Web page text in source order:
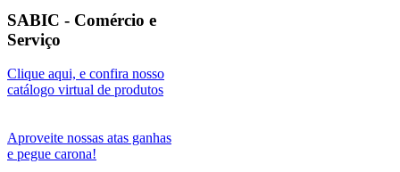
SABIC - Comércio e
Serviço
Clique aqui, e confira nosso
catálogo virtual de produtos
Aproveite nossas atas ganhas
e pegue carona!